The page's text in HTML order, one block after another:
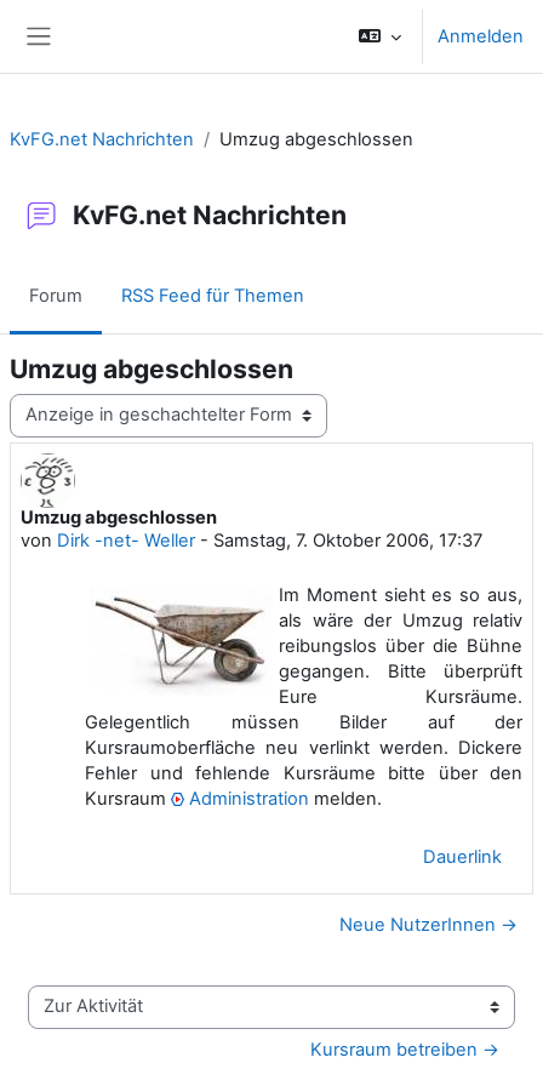
Anmelden
KvFG.net Nachrichten Umzug abgeschlossen
KvFG.net Nachrichten
Forum RSS Feed für Themen
Umzug abgeschlossen
Anzeigemodus
Umzug abgeschlossen
von Dirk -net- Weller- Samstag, 7. Oktober 2006, 17:37
Anzahl Antworten: 0
Im Moment sieht es so aus,
als wäre der Umzug relativ
reibungslos über die Bühne
gegangen. Bitte überprüft
Eure Kursräume.
Gelegentlich müssen Bilder auf der
Kursraumoberfläche neu verlinkt werden. Dickere
Fehler und fehlende Kursräume bitte über den
Kursraum
Administration melden.
Dauerlink
Neue NutzerInnen →
Zur Aktivität
Kursraum betreiben →